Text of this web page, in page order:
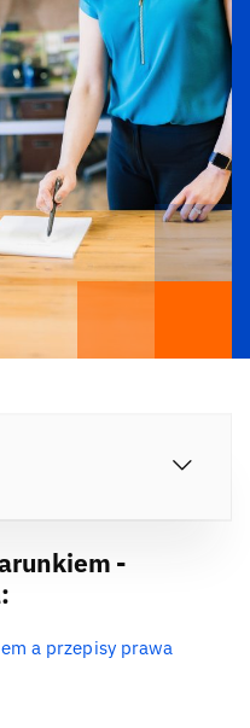
-
a przepisy prawa